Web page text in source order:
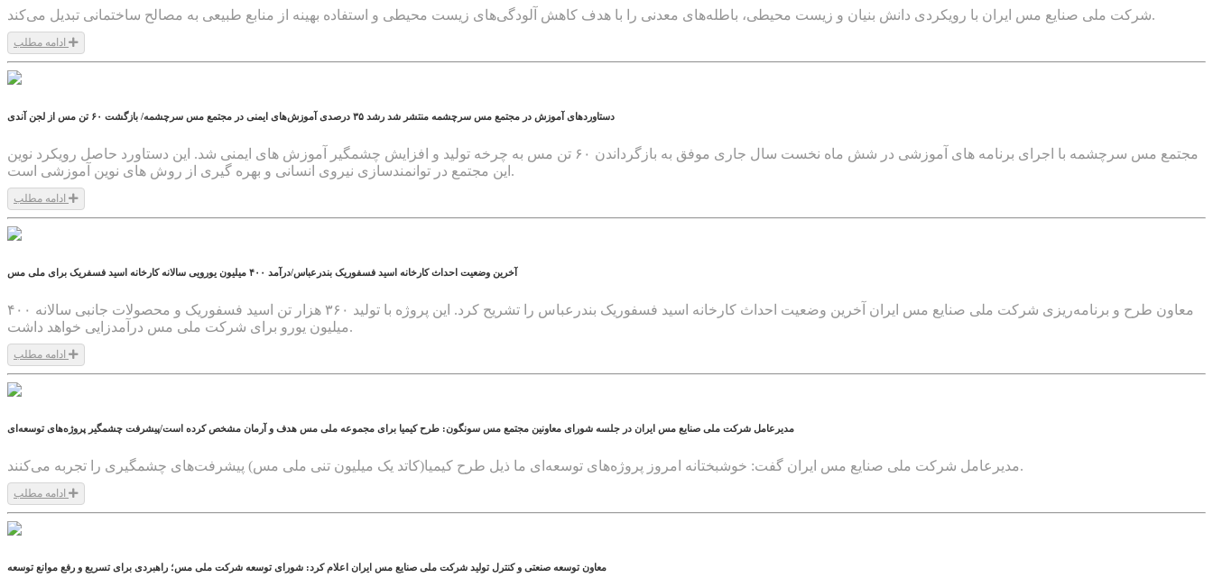
شرکت ملی صنایع مس ایران با رویکردی دانش بنیان و زیست محیطی، باطله‌های معدنی را با هدف کاهش آلودگی‌های زیست محیطی و استفاده بهینه از منابع طبیعی به مصالح ساختمانی تبدیل می‌کند.
1403/11/06
دستاوردهای آموزش در مجتمع مس سرچشمه منتشر شد رشد ۳۵ درصدی آموزش‌های ایمنی در مجتمع مس سرچشمه/ بازگشت ۶۰ تن مس از لجن آندی
مجتمع مس سرچشمه با اجرای برنامه های آموزشی در شش ماه نخست سال جاری موفق به بازگرداندن ۶۰ تن مس به چرخه تولید و افزایش چشمگیر آموزش های ایمنی شد. این دستاورد حاصل رویکرد نوین
این مجتمع در توانمندسازی نیروی انسانی و بهره گیری از روش های نوین آموزشی است.
1403/10/23
آخرین وضعیت احداث کارخانه اسید فسفوریک بندرعباس/درآمد ۴۰۰ میلیون یورویی سالانه کارخانه اسید فسفریک برای ملی مس
معاون طرح و برنامه‌ریزی شرکت ملی صنایع مس ایران آخرین وضعیت احداث کارخانه اسید فسفوریک بندرعباس را تشریح کرد. این پروژه با تولید ۳۶۰ هزار تن اسید فسفوریک و محصولات جانبی سالانه ۴۰۰
میلیون یورو برای شرکت ملی مس درآمدزایی خواهد داشت.
1403/10/23
مدیرعامل شرکت ملی صنایع مس ایران در جلسه شورای معاونین مجتمع مس سونگون: طرح کیمیا برای مجموعه ملی مس هدف و آرمان مشخص کرده است/پیشرفت چشمگیر پروژه‌های توسعه‌ای
مدیرعامل شرکت ملی صنایع مس ایران گفت: خوشبختانه امروز پروژه‌های توسعه‌ای ما ذیل طرح کیمیا(کاتد یک میلیون تنی ملی مس) پیشرفت‌های چشمگیری را تجربه می‌کنند.
1403/10/19
معاون توسعه صنعتی و کنترل تولید شرکت ملی صنایع مس ایران اعلام کرد: شورای توسعه شرکت ملی مس؛ راهبردی برای تسریع و رفع موانع توسعه